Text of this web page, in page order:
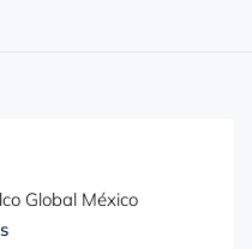
Global México